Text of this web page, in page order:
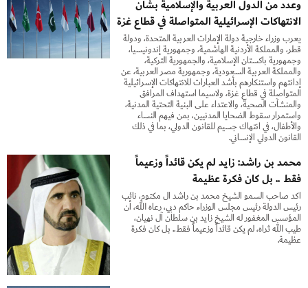
وعدد من الدول العربية والإسلامية بشأن
الانتهاكات الإسرائيلية المتواصلة في قطاع غزة
يعرب وزراء خارجية دولة الإمارات العربية المتحدة، ودولة
قطر، والمملكة الأردنية الهاشمية، وجمهورية إندونيسيا،
وجمهورية باكستان الإسلامية، والجمهورية التركية،
والمملكة العربية السعودية، وجمهورية مصر العربية، عن
إدانتهم واستنكارهم بأشد العبارات للانتهاكات الإسرائيلية
المتواصلة في قطاع غزة، ولاسيما استهداف المرافق
والمنشآت الصحية، والاعتداء على البنية التحتية المدنية،
واستمرار سقوط الضحايا المدنيين، بمن فيهم النساء
والأطفال، في انتهاك جسيم للقانون الدولي، بما في ذلك
القانون الدولي الإنساني.
محمد بن راشد: زايد لم يكن قائداً وزعيماً
فقط .. بل كان فكرة عظيمة
أكد صاحب السمو الشيخ محمد بن راشد آل مكتوم، نائب
رئيس الدولة رئيس مجلس الوزراء حاكم دبي، رعاه الله، أن
المؤسس المغفور له الشيخ زايد بن سلطان آل نهيان،
طيب الله ثراه، لم يكن قائداً وزعيماً فقط.. بل كان فكرة
عظيمة.